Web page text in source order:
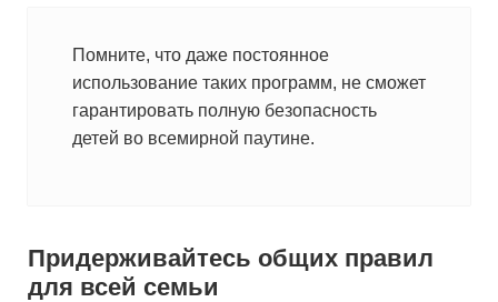
Помните, что даже постоянное
использование таких программ, не сможет
гарантировать полную безопасность
детей во всемирной паутине.
Придерживайтесь общих правил
для всей семьи